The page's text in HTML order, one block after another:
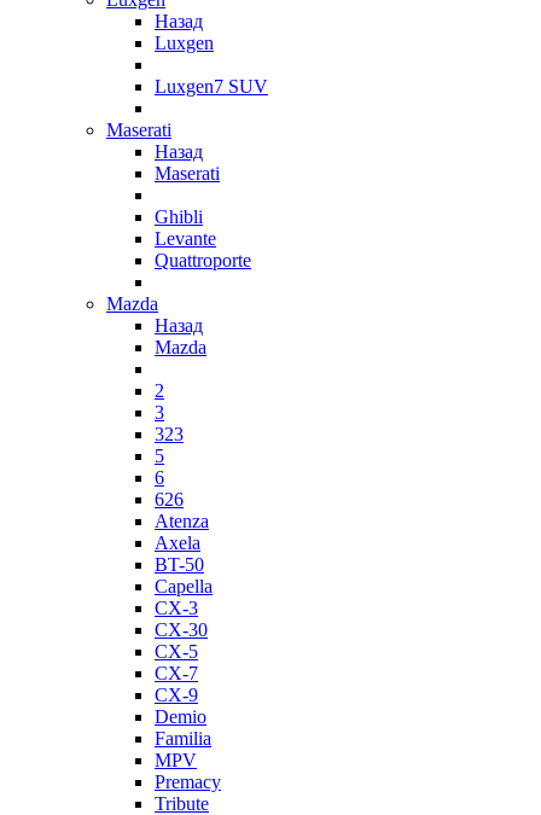
Назад
Luxgen
Luxgen7 SUV
Maserati
Назад
Maserati
Ghibli
Levante
Quattroporte
Mazda
Назад
Mazda
2
3
323
5
6
626
Atenza
Axela
BT-50
Capella
CX-3
CX-30
CX-5
CX-7
CX-9
Demio
Familia
MPV
Premacy
Tribute